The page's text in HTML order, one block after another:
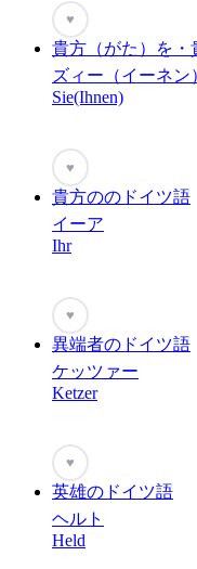
♥
貴方（がた）を・
ズィー（イーネン
Sie(Ihnen)
♥
貴方ののドイツ語
イーア
Ihr
♥
異端者のドイツ語
ケッツァー
Ketzer
♥
英雄のドイツ語
ヘルト
Held